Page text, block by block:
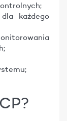
każdego